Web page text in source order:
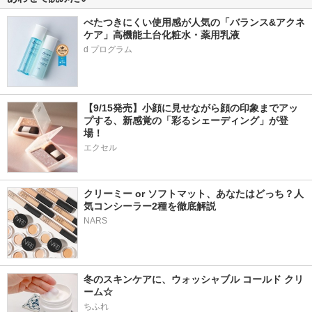
べたつきにくい使用感が人気の「バランス&アクネ
ケア」高機能土台化粧水・薬用乳液
【9/15発売】小顔に見せながら顔の印象までアッ
プする、新感覚の「彩るシェーディング」が登
場！
エクセル
クリーミー or ソフトマット、あなたはどっち？人
気コンシーラー2種を徹底解説
NARS
冬のスキンケアに、ウォッシャブル コールド クリ
ーム☆
ちふれ